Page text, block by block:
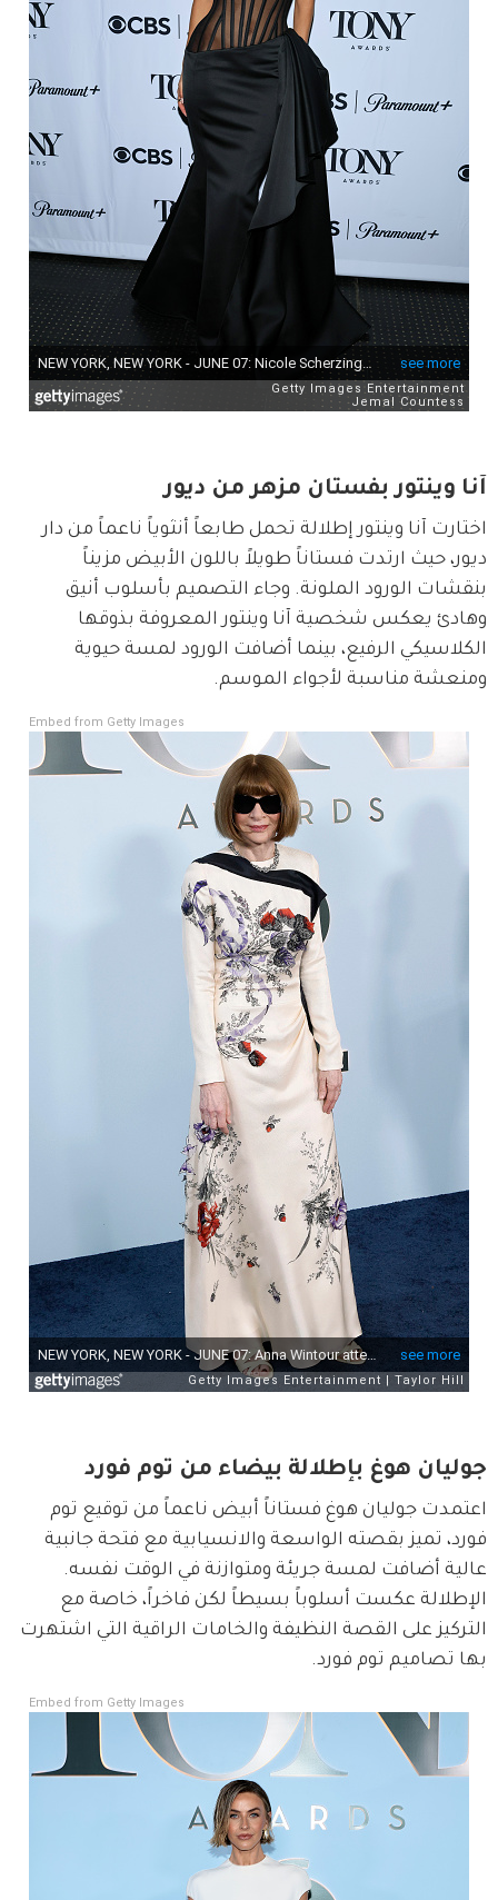
آنا وينتور بفستان مزهر من ديور
اختارت آنا وينتور إطلالة تحمل طابعاً أنثوياً ناعماً من دار
ديور، حيث ارتدت فستاناً طويلاً باللون الأبيض مزيناً
بنقشات الورود الملونة. وجاء التصميم بأسلوب أنيق
وهادئ يعكس شخصية آنا وينتور المعروفة بذوقها
الكلاسيكي الرفيع، بينما أضافت الورود لمسة حيوية
ومنعشة مناسبة لأجواء الموسم.
Embed from Getty Images
جوليان هوغ بإطلالة بيضاء من توم فورد
اعتمدت جوليان هوغ فستاناً أبيض ناعماً من توقيع توم
فورد، تميز بقصته الواسعة والانسيابية مع فتحة جانبية
عالية أضافت لمسة جريئة ومتوازنة في الوقت نفسه.
الإطلالة عكست أسلوباً بسيطاً لكن فاخراً، خاصة مع
التركيز على القصة النظيفة والخامات الراقية التي اشتهرت
بها تصاميم توم فورد.
Embed from Getty Images